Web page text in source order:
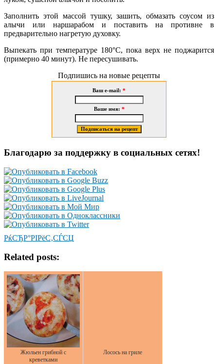
Заполнить этой массой тушку, зашить, обмазать соусом из
алычи или наршарабом и поставить на противне в
предварительно нагретую духовку.
Выпекать при температуре 180°С, пока верх не поджарится
(примерно 40 минут). Не пересушивать.
Подпишись на новые рецепты
Ваш e-mail: *
Ваше имя: *
Благодарю за поддержку в социальных сетях!
РќСЂР°РІРёС‚СЃСЏ
Related posts:
Жюльен грибной с
креветками
Лосось на гриле